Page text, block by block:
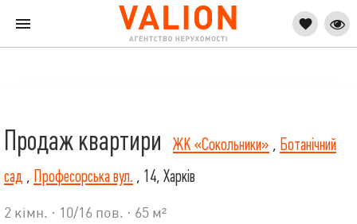
Продаж квартири ЖК «Сокольники» , Ботанічний
сад , Професорська вул. , 14, Харків
2 кімн. · 10/16 пов. · 65 м²